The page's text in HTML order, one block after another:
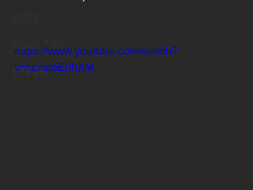
Open 7.50
ETF26
https://www.youtube.com/watch?
v=cccsfoE0hXM